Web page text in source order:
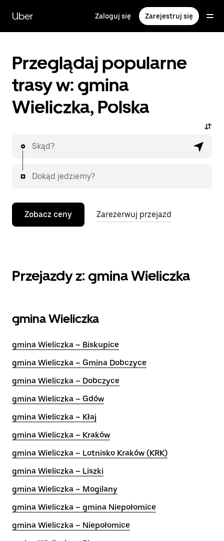
głównej
zawartości
Uber Zaloguj się Zarejestruj się
Przeglądaj popularne
trasy w: gmina
Wieliczka, Polska
Skąd?
Dokąd jedziemy?
Zobacz ceny Zarezerwuj przejazd
Przejazdy z: gmina Wieliczka
gmina Wieliczka
gmina Wieliczka – Biskupice
gmina Wieliczka – Gmina Dobczyce
gmina Wieliczka – Dobczyce
gmina Wieliczka – Gdów
gmina Wieliczka – Kłaj
gmina Wieliczka – Kraków
gmina Wieliczka – Lotnisko Kraków (KRK)
gmina Wieliczka – Liszki
gmina Wieliczka – Mogilany
gmina Wieliczka – gmina Niepołomice
gmina Wieliczka – Niepołomice